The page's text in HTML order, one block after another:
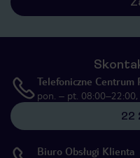
Telefoniczne Centrum
pon. – pt.
22
Biuro Obsługi Klienta